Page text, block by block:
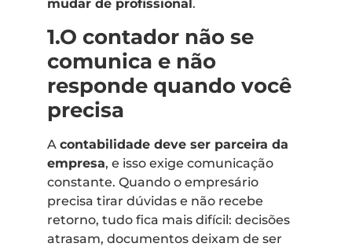
mudar de profissional.
1.O contador não se
comunica e não
responde quando você
precisa
A contabilidade deve ser parceira da
empresa, e isso exige comunicação
constante. Quando o empresário
precisa tirar dúvidas e não recebe
retorno, tudo fica mais difícil: decisões
atrasam, documentos deixam de ser